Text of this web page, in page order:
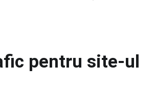
pentru site-ul